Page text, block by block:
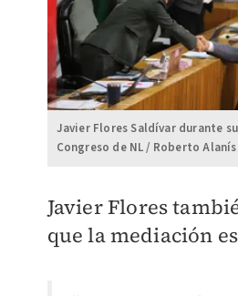
Javier Flores Saldívar durante
Congreso de NL / Roberto Alanís
Javier Flores
que la mediación